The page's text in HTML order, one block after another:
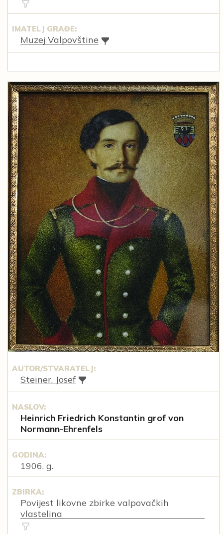
IMATELJ GRAĐE:
Muzej Valpovštine
AUTOR/STVARATELJ:
Steiner, Josef
NASLOV:
Heinrich Friedrich Konstantin grof von
Normann-Ehrenfels
GODINA:
1906. g.
ZBIRKA:
Povijest likovne zbirke valpovačkih
vlastelina